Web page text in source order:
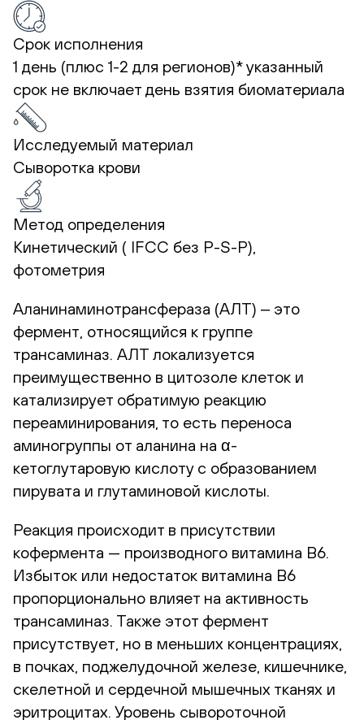
Срок исполнения
1 день (плюс 1-2 для регионов)*указанный
срок не включает день взятия биоматериала
Исследуемый материал
Сыворотка крови
Метод определения
Кинетический ( IFCC без P-S-P),
фотометрия
Аланинаминотрансфераза (АЛТ) ‒ это
фермент, относящийся к группе
трансаминаз. АЛТ локализуется
преимущественно в цитозоле клеток и
катализирует обратимую реакцию
переаминирования, то есть переноса
аминогруппы от аланина на α-
кетоглутаровую кислоту с образованием
пирувата и глутаминовой кислоты.
Реакция происходит в присутствии
кофермента — производного витамина В6.
Избыток или недостаток витамина В6
пропорционально влияет на активность
трансаминаз. Также этот фермент
присутствует, но в меньших концентрациях,
в почках, поджелудочной железе, кишечнике,
скелетной и сердечной мышечных тканях и
эритроцитах. Уровень сывороточной